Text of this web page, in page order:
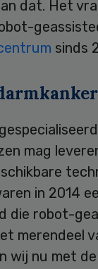
dat. Het
sinds
mag
in 2014
die robot-
merendeel
wij nu met de